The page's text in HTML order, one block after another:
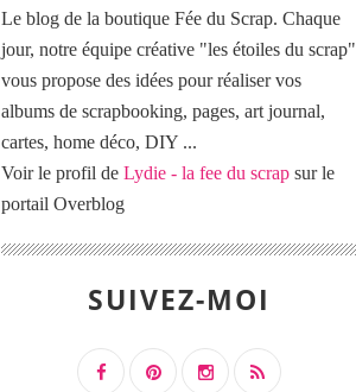
Le blog de la boutique Fée du Scrap. Chaque
jour, notre équipe créative "les étoiles du scrap"
vous propose des idées pour réaliser vos
albums de scrapbooking, pages, art journal,
cartes, home déco, DIY ...
Voir le profil de Lydie - la fee du scrap sur le
portail Overblog
SUIVEZ-MOI